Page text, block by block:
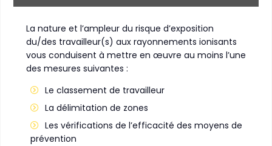
La nature et l’ampleur du risque d’exposition
du/des travailleur(s) aux rayonnements ionisants
vous conduisent à mettre en œuvre au moins l’une
des mesures suivantes :
Le classement de travailleur
La délimitation de zones
Les vérifications de l’efficacité des moyens de
prévention